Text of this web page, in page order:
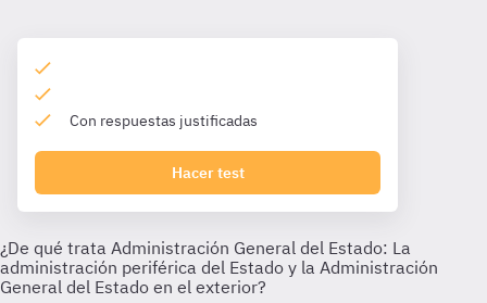
Con respuestas justificadas
Hacer test